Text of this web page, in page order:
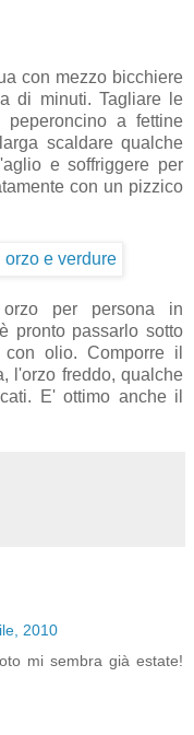
con mezzo bicchiere
di minuti. Tagliare le
a fettine
scaldare qualche
e soffriggere per
con un pizzico
per persona in
pronto passarlo sotto
olio. Comporre il
l'orzo freddo, qualche
E' ottimo anche il
2010
mi sembra già estate!